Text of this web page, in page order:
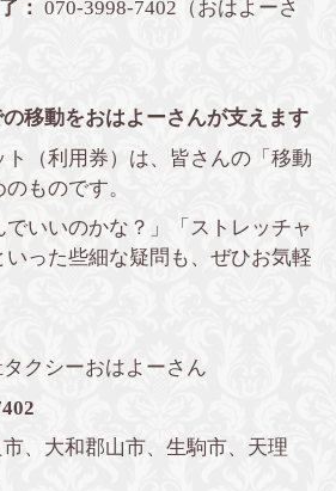
： 070-3998-7402（おはよーさ
の移動をおはよーさんが支えます
（利用券）は、皆さんの「移動
ものです。
でいいのかな？」「ストレッチャ
った些細な疑問も、ぜひお気軽
クシーおはよーさん
、大和郡山市、生駒市、天理